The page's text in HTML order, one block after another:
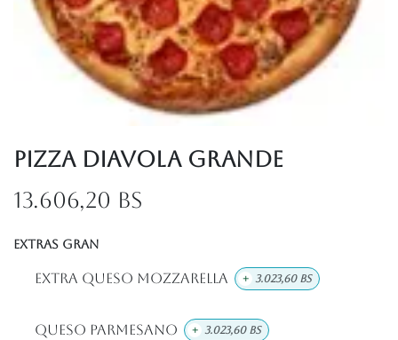
Pizza Diavola Grande
13.606,20 Bs
EXTRAS GRAN
Extra Queso Mozzarella + 3.023,60Bs
Queso Parmesano + 3.023,60Bs